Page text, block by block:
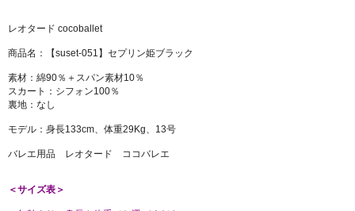
レオタード cocoballet
商品名：【suset-051】セプリン姫ブラック
素材：綿90％＋スパン素材10％
スカート：シフォン100％
裏地：なし
モデル：身長133cm、体重29Kg、13号
バレエ用品 レオタード ココバレエ
＜サイズ表＞